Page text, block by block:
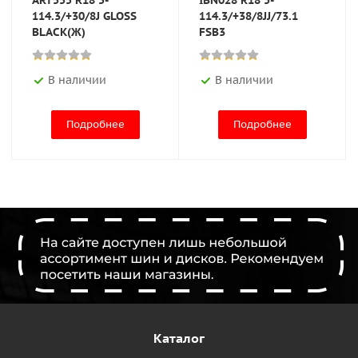
114.3/+30/8J GLOSS
BLACK(Ж)
В наличии
Подробнее
114.3/+38/8JJ/73.1
FSB3
В наличии
Подробнее
Каталог